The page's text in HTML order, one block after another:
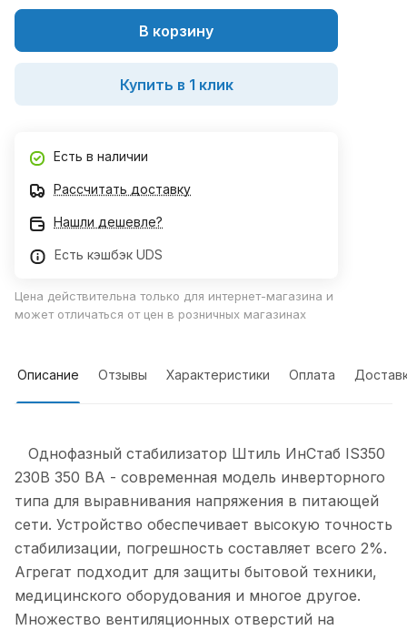
В корзину
Купить в 1 клик
Есть в наличии
Рассчитать доставку
Нашли дешевле?
Есть кэшбэк UDS
Цена действительна только для интернет-магазина и
может отличаться от цен в розничных магазинах
Описание Отзывы Характеристики Оплата
Однофазный стабилизатор Штиль ИнСтаб IS350
230В 350 ВА - современная модель инверторного
типа для выравнивания напряжения в питающей
сети. Устройство обеспечивает высокую точность
стабилизации, погрешность составляет всего 2%.
Агрегат подходит для защиты бытовой техники,
медицинского оборудования и многое другое.
Множество вентиляционных отверстий на